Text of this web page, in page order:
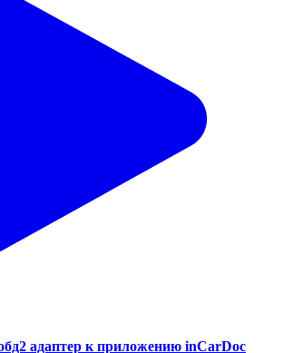
адаптер к приложению inCarDoc